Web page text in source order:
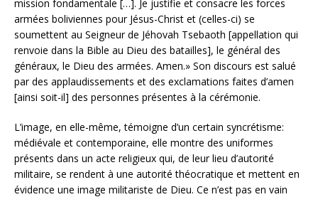
mission fondamentale […]. Je justifie et consacre les forces
armées boliviennes pour Jésus-Christ et (celles-ci) se
soumettent au Seigneur de Jéhovah Tsebaoth [appellation qui
renvoie dans la Bible au Dieu des batailles], le général des
généraux, le Dieu des armées. Amen.» Son discours est salué
par des applaudissements et des exclamations faites d’amen
[ainsi soit-il] des personnes présentes à la cérémonie.
L’image, en elle-même, témoigne d’un certain syncrétisme:
médiévale et contemporaine, elle montre des uniformes
présents dans un acte religieux qui, de leur lieu d’autorité
militaire, se rendent à une autorité théocratique et mettent en
évidence une image militariste de Dieu. Ce n’est pas en vain